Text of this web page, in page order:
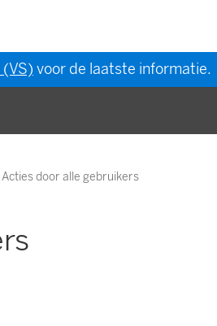
voor de laatste informatie.
Acties door alle gebruikers